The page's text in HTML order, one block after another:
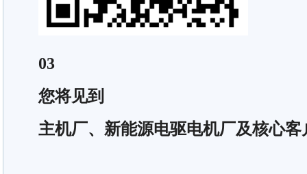
03
您将见到
主机厂、新能源电驱电机厂及核心客